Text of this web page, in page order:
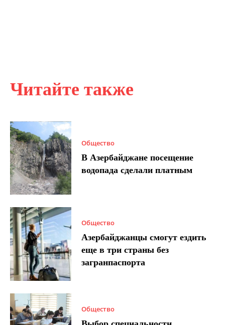
Читайте также
Общество
В Азербайджане посещение
водопада сделали платным
Общество
Азербайджанцы смогут ездить
еще в три страны без
загранпаспорта
Общество